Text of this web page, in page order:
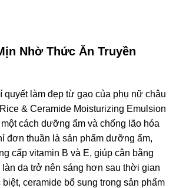
Nhờ Thức Ăn Truyền
quyết làm đẹp từ gạo của phụ nữ châu
& Ceramide Moisturizing Emulsion
cách dưỡng ẩm và chống lão hóa
đơn thuần là sản phẩm dưỡng ẩm,
cấp vitamin B và E, giúp cân bằng
làn da trở nên sáng hơn sau thời gian
ceramide bổ sung trong sản phẩm